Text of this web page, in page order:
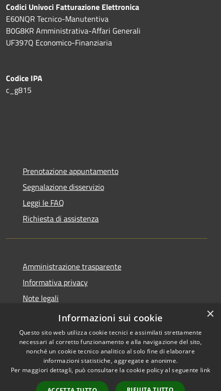
Codici Univoci Fatturazione Elettronica
E60NQR Tecnico-Manutentiva
B0G8KR Amministrativa-Affari Generali
UF397Q Economico-Finanziaria
Codice IPA
c_g815
Prenotazione appuntamento
Segnalazione disservizio
Leggi le FAQ
Richiesta di assistenza
Amministrazione trasparente
Informativa privacy
Note legali
Dichiarazione di accessibilità
Accessibilità
Copyright © 2026 • Comune di
Pompiano • Powered by
Municipium• Accesso
×
Informazioni sui cookie
Questo sito web utilizza cookie tecnici e assimilati strettamente
necessari al corretto funzionamento e alla navigazione del sito,
nonché un cookie tecnico analitico al solo fine di elaborare
informazioni statistiche, aggregate e anonime.
Per maggiori dettagli, può consultare la cookie policy al seguente link